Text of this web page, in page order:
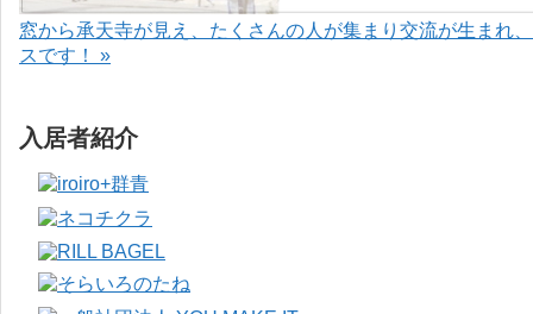
窓から承天寺が見え、たくさんの人が集まり交流が生まれ
スです！ »
入居者紹介